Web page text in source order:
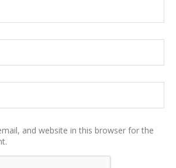
and website in this browser for the